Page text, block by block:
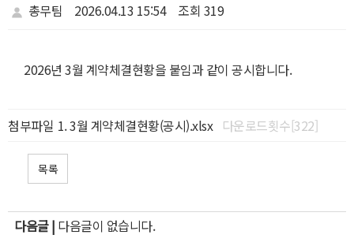
총무팀 2026.04.13 15:54 조회 319
2026년 3월 계약체결현황을 붙임과 같이 공시합니다.
첨부파일 3월 계약체결현황(공시).xlsx 다운로드횟수[322]
목록
다음글 | 다음글이 없습니다.